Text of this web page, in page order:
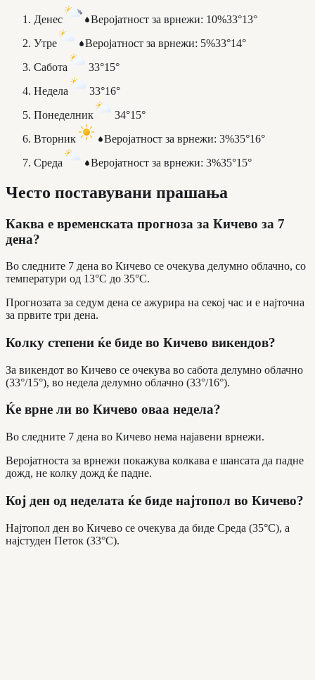
Денес Веројатност за врнежи: 10%33°13°
Утре
Веројатност за врнежи: 5%33°14°
Сабота
33°15°
Недела
33°16°
Понеделник
34°15°
Вторник
Веројатност за врнежи: 3%35°16°
Среда
Веројатност за врнежи: 3%35°15°
Често поставувани прашања
Каква е временската прогноза за Кичево за 7
дена?
Во следните 7 дена во Кичево се очекува делумно облачно, со
температури од 13°C до 35°C.
Прогнозата за седум дена се ажурира на секој час и е најточна
за првите три дена.
Колку степени ќе биде во Кичево викендов?
За викендот во Кичево се очекува во сабота делумно облачно
(33°/15°), во недела делумно облачно (33°/16°).
Ќе врне ли во Кичево оваа недела?
Во следните 7 дена во Кичево нема најавени врнежи.
Веројатноста за врнежи покажува колкава е шансата да падне
дожд, не колку дожд ќе падне.
Кој ден од неделата ќе биде најтопол во Кичево?
Најтопол ден во Кичево се очекува да биде Среда (35°C), а
најстуден Петок (33°C).